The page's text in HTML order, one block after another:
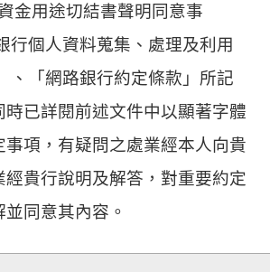
金用途切結書聲明同意事
行個人資料蒐集、處理及利用
、「網路銀行約定條款」所記
時已詳閱前述文件中以顯著字體
事項，有疑問之處業經本人向貴
經貴行說明及解答，對重要約定
同意其內容。